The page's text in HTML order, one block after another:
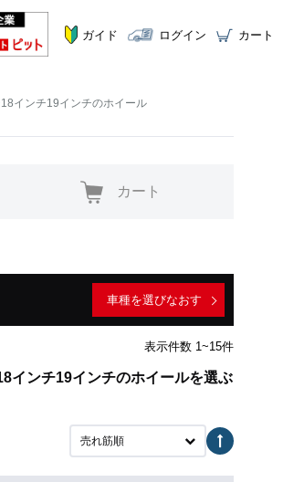
ガイド ログイン カート
インチ19インチのホイール
カート
車種を選びなおす
表示件数 1~15件
インチ19インチのホイールを選ぶ
売れ筋順